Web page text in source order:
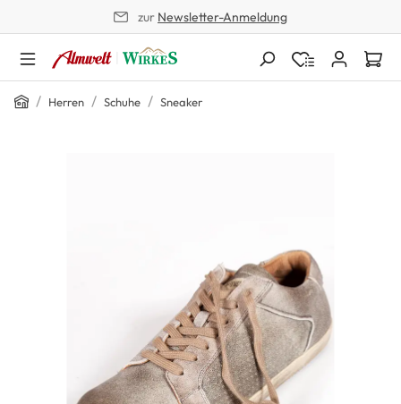
zur Newsletter-Anmeldung
Home
/ Herren / Schuhe / Sneaker